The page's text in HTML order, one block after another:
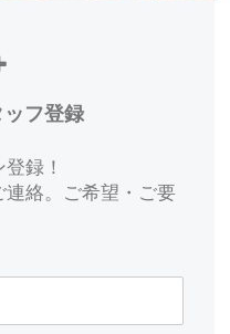
フ登録
録！
絡。ご希望・ご要